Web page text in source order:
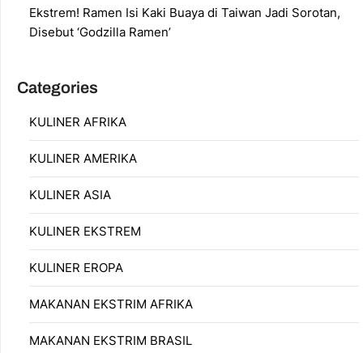
Ekstrem! Ramen Isi Kaki Buaya di Taiwan Jadi Sorotan,
Disebut ‘Godzilla Ramen’
Categories
KULINER AFRIKA
KULINER AMERIKA
KULINER ASIA
KULINER EKSTREM
KULINER EROPA
MAKANAN EKSTRIM AFRIKA
MAKANAN EKSTRIM BRASIL